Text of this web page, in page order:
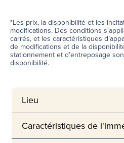
*Les prix, la disponibilité et les
modifications. Des conditions
carrés, et les caractéristiques
de modifications et de la
stationnement et d’entreposage
disponibilité.
Lieu
Caractéristiques de